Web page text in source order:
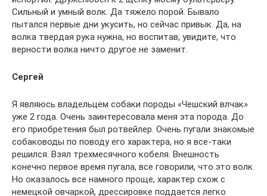
Сильный и умный волк. Да тяжело порой. Бывало
пытался первые дни укусить, но сейчас привык. Да, на
волка твердая рука нужна, но воспитав, увидите, что
верности волка ничто другое не заменит.
Сергей
Я являюсь владельцем собаки породы «Чешский влчак»
уже 2 года. Очень заинтересовала меня эта порода. До
его приобретения был ротвейлер. Очень пугали знакомые
собаководы по поводу его характера, но я все-таки
решился. Взял трехмесячного кобеля. Внешность
конечно первое время пугала, все говорили, что это волк.
Но оказалось все намного проще, характер схож с
немецкой овчаркой, дрессировке поддается легко